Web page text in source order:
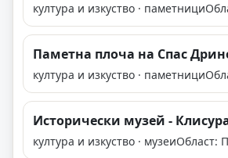
култура и изкуство · паметници
Паметна плоча на Спас
култура и изкуство · паметници
Исторически музей -
култура и изкуство · музеиОбласт: